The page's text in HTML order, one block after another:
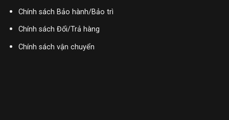
Chính sách Bảo hành/Bảo trì
Chính sách Đổi/Trả hàng
Chính sách vận chuyển